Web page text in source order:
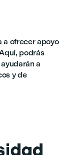
a ofrecer apoyo
podrás
a
y de